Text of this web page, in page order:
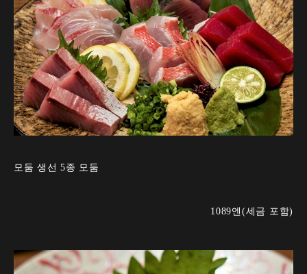
모둠 생선 5종 모둠
1089엔(세금 포함)